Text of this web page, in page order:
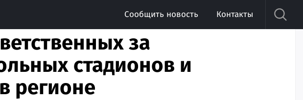
Сообщить новость Контакты
за
стадионов и
регионе